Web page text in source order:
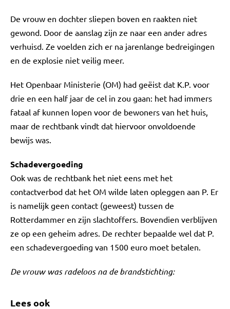
De vrouw en dochter sliepen boven en raakten niet
gewond. Door de aanslag zijn ze naar een ander adres
verhuisd. Ze voelden zich er na jarenlange bedreigingen
en de explosie niet veilig meer.
Het Openbaar Ministerie (OM) had geëist dat K.P. voor
drie en een half jaar de cel in zou gaan: het had immers
fataal af kunnen lopen voor de bewoners van het huis,
maar de rechtbank vindt dat hiervoor onvoldoende
bewijs was.
Schadevergoeding
Ook was de rechtbank het niet eens met het
contactverbod dat het OM wilde laten opleggen aan P. Er
is namelijk geen contact (geweest) tussen de
Rotterdammer en zijn slachtoffers. Bovendien verblijven
ze op een geheim adres. De rechter bepaalde wel dat P.
een schadevergoeding van 1500 euro moet betalen.
De vrouw was radeloos na de brandstichting:
Lees ook